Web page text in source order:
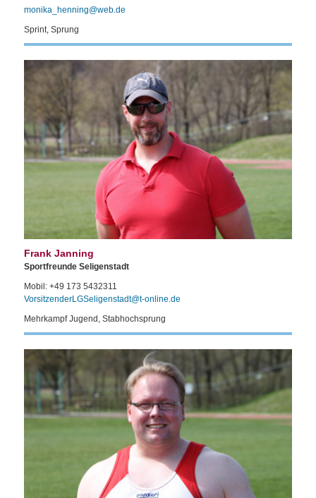
monika_henning@web.de
Sprint, Sprung
Frank Janning
Sportfreunde Seligenstadt
Mobil: +49 173 5432311
VorsitzenderLGSeligenstadt@t-online.de
Mehrkampf Jugend, Stabhochsprung